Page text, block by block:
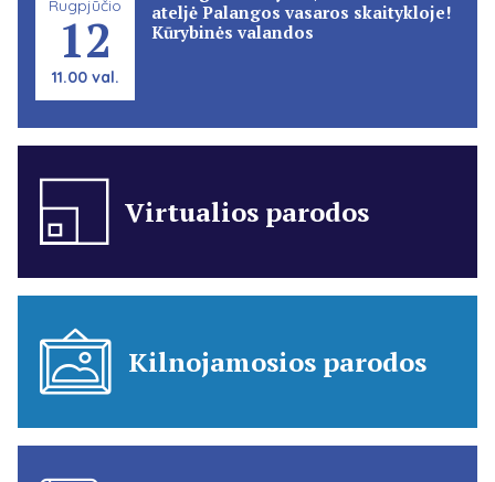
Rugpjūčio
12
11.00 val.
ateljė Palangos vasaros skaitykloje!
Kūrybinės valandos
Virtualios parodos
Kilnojamosios parodos